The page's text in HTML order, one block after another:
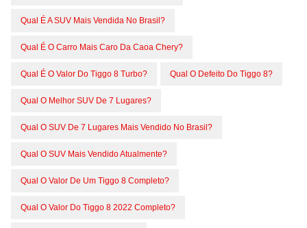
Qual É A SUV Mais Vendida No Brasil?
Qual É O Carro Mais Caro Da Caoa Chery?
Qual É O Valor Do Tiggo 8 Turbo? Qual O Defeito Do Tiggo 8?
Qual O Melhor SUV De 7 Lugares?
Qual O SUV De 7 Lugares Mais Vendido No Brasil?
Qual O SUV Mais Vendido Atualmente?
Qual O Valor De Um Tiggo 8 Completo?
Qual O Valor Do Tiggo 8 2022 Completo?